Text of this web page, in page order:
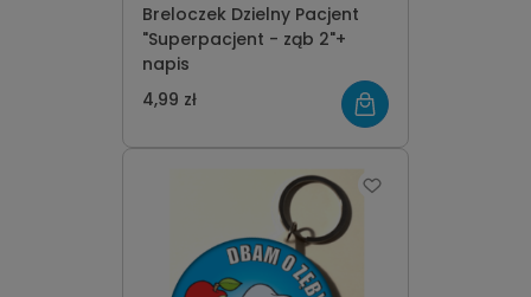
Breloczek Dzielny Pacjent
"Superpacjent - ząb 2"+
napis
4,99 zł